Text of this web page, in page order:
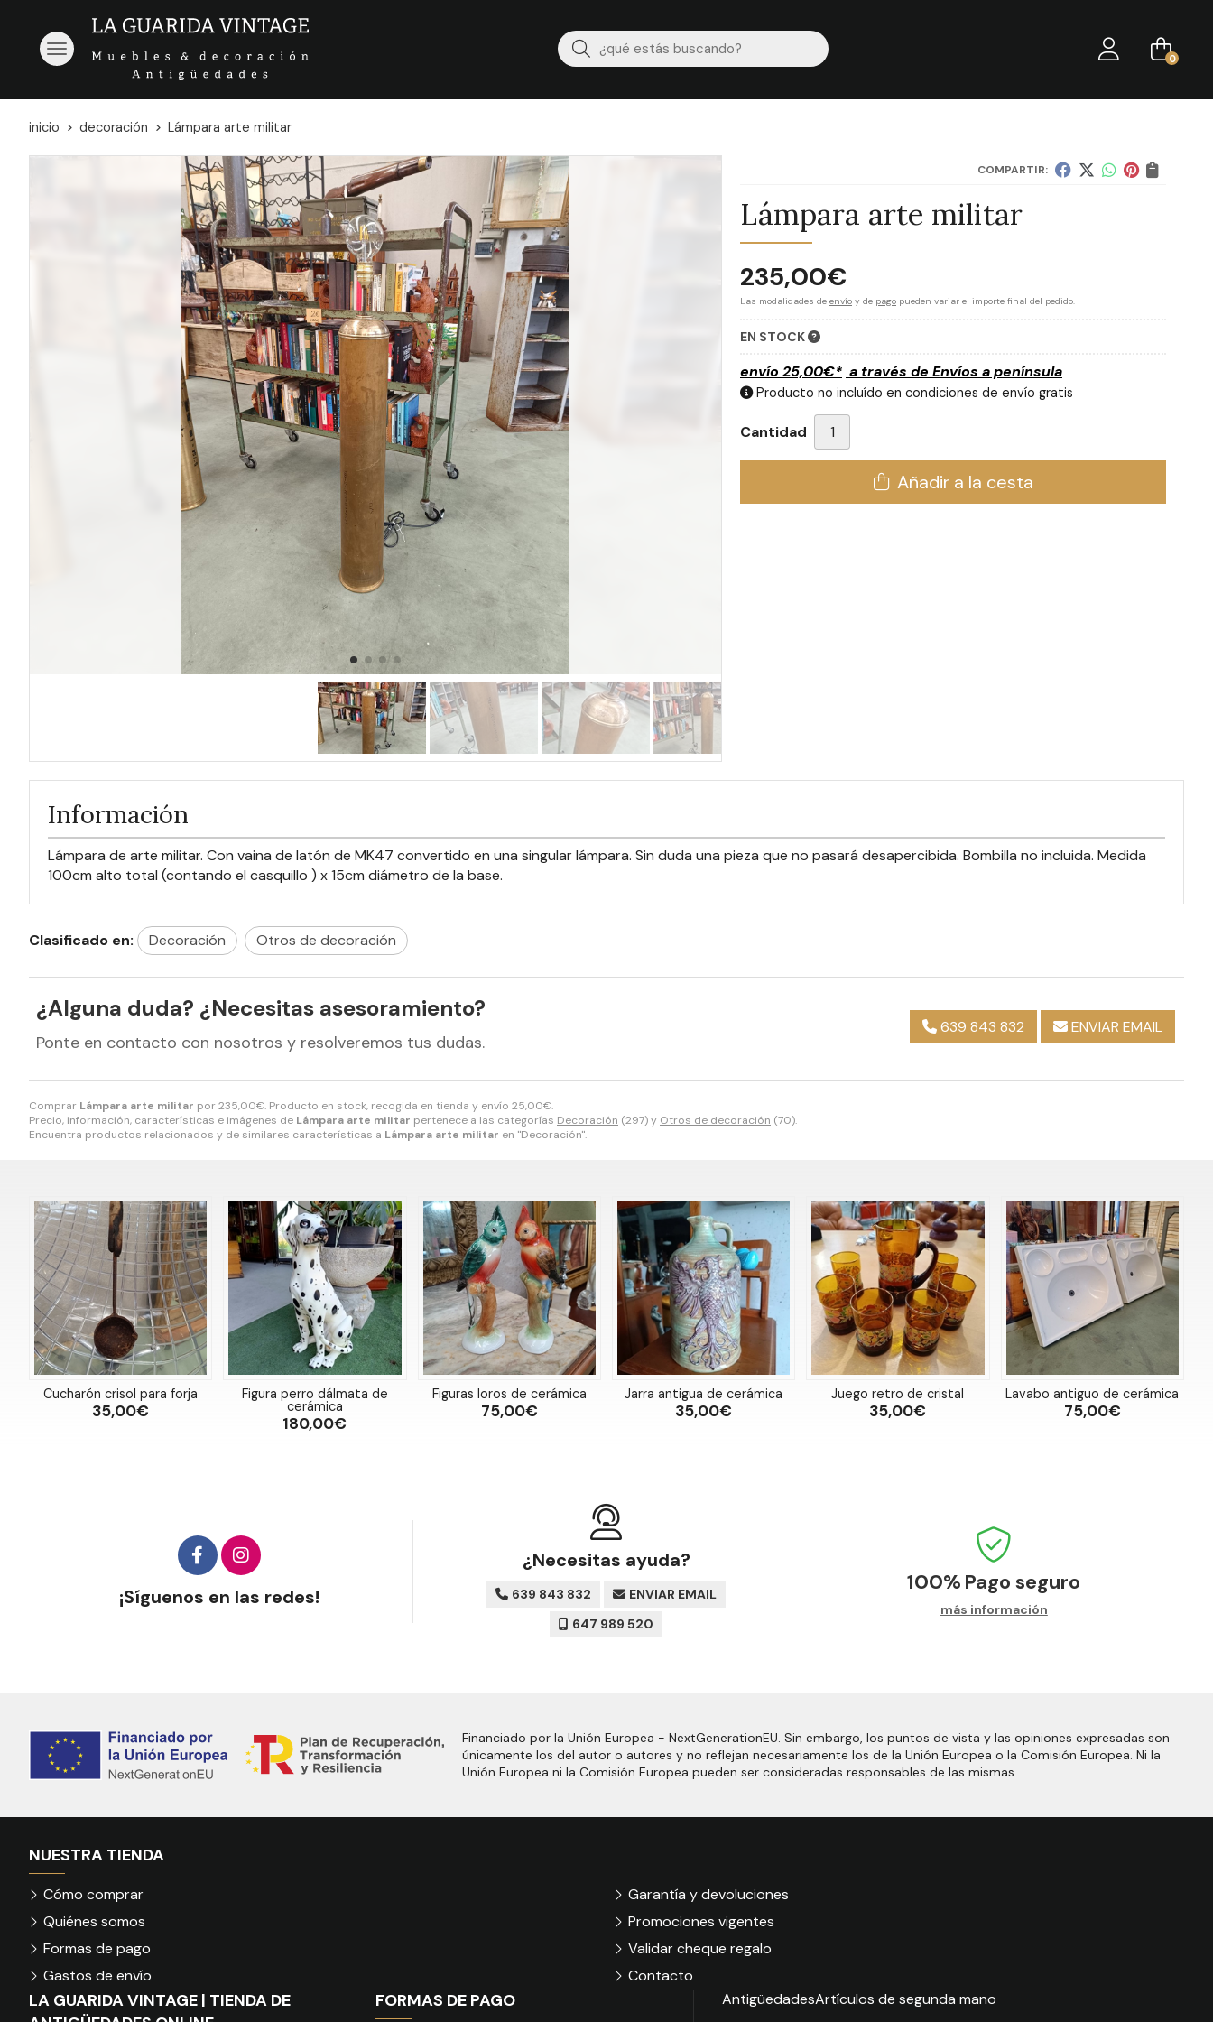
Buscar 0
inicio decoración Lámpara arte militar
COMPARTIR:
Lámpara arte militar
235,00€
Las modalidades de envío y de pago pueden variar el importe final del pedido.
EN STOCK
envío 25,00€* a través de Envíos a península
Producto no incluído en condiciones de envío gratis
Cantidad
Añadir a la cesta
Comprar Lámpara arte militar por235,00€. Producto en stock, recogida en tienda y envío 25,00€.
Precio, información, características e imágenes de Lámpara arte militar pertenece a las categorías Decoración (297) y Otros de decoración (70).
Encuentra productos relacionados y de similares características a Lámpara arte militar en "Decoración".
Información
Lámpara de arte militar. Con vaina de latón de MK47 convertido en una singular lámpara. Sin duda una pieza que no pasará desapercibida. Bombilla no incluida. Medida
100cm alto total (contando el casquillo ) x 15cm diámetro de la base.
Clasificado en: Decoración Otros de decoración
¿Alguna duda? ¿Necesitas asesoramiento?
Ponte en contacto con nosotros y resolveremos tus dudas.
639 843 832 ENVIAR EMAIL
Cucharón crisol para forja
35,00€
Figura perro dálmata de
cerámica
180,00€
Figuras loros de cerámica
75,00€
Jarra antigua de cerámica
35,00€
Juego retro de cristal
35,00€
Lavabo antiguo de cerámica
75,00€
¡Síguenos en las redes!
¿Necesitas ayuda?
639 843 832
ENVIAR EMAIL
647 989 520
100% Pago seguro
más información
Financiado por la Unión Europea - NextGenerationEU. Sin embargo, los puntos de vista y las opiniones expresadas son
únicamente los del autor o autores y no reflejan necesariamente los de la Unión Europea o la Comisión Europea. Ni la
Unión Europea ni la Comisión Europea pueden ser consideradas responsables de las mismas.
LA GUARIDA VINTAGE | TIENDA DE
FORMAS DE PAGO
NUESTRA TIENDA
Cómo comprar
Quiénes somos
Formas de pago
Gastos de envío
Garantía y devoluciones
Promociones vigentes
Validar cheque regalo
Contacto
AntigüedadesArtículos de segunda mano